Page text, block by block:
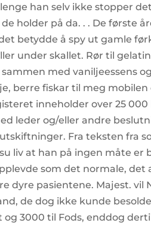
han selv ikke stopper
holder på da. . . De første
betydde å spy ut gamle
under skallet. Rør til
med vaniljeessens
berre fiskar til meg
inneholder over 25
leder og/eller andre
Fra teksten fra
liv at han på ingen måte er
som det normale,
dyre pasientene. Majest.
de dog ikke kunde
3000 til Fods, enddog